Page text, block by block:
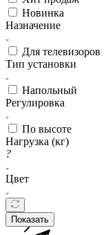
Новинка
Назначение
Для телевизоров
Тип установки
Напольный
Регулировка
По высоте
Нагрузка (кг)
?
Цвет
Показать